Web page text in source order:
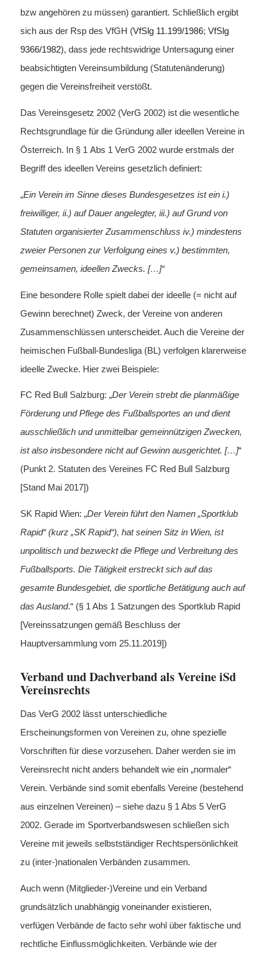
bzw angehören zu müssen) garantiert. Schließlich ergibt
sich aus der Rsp des VfGH (VfSlg 11.199/1986; VfSlg
9366/1982), dass jede rechtswidrige Untersagung einer
beabsichtigten Vereinsumbildung (Statutenänderung)
gegen die Vereinsfreiheit verstößt.
Das Vereinsgesetz 2002 (VerG 2002) ist die wesentliche
Rechtsgrundlage für die Gründung aller ideellen Vereine in
Österreich. In § 1 Abs 1 VerG 2002 wurde erstmals der
Begriff des ideellen Vereins gesetzlich definiert:
„Ein Verein im Sinne dieses Bundesgesetzes ist ein i.)
freiwilliger, ii.) auf Dauer angelegter, iii.) auf Grund von
Statuten organisierter Zusammenschluss iv.) mindestens
zweier Personen zur Verfolgung eines v.) bestimmten,
gemeinsamen, ideellen Zwecks. […]“
Eine besondere Rolle spielt dabei der ideelle (= nicht auf
Gewinn berechnet) Zweck, der Vereine von anderen
Zusammenschlüssen unterscheidet. Auch die Vereine der
heimischen Fußball-Bundesliga (BL) verfolgen klarerweise
ideelle Zwecke. Hier zwei Beispiele:
FC Red Bull Salzburg: „Der Verein strebt die planmäßige
Förderung und Pflege des Fußballsportes an und dient
ausschließlich und unmittelbar gemeinnützigen Zwecken,
ist also insbesondere nicht auf Gewinn ausgerichtet. […]“
(Punkt 2. Statuten des Vereines FC Red Bull Salzburg
[Stand Mai 2017])
SK Rapid Wien: „Der Verein führt den Namen „Sportklub
Rapid“ (kurz „SK Rapid“), hat seinen Sitz in Wien, ist
unpolitisch und bezweckt die Pflege und Verbreitung des
Fußballsports. Die Tätigkeit erstreckt sich auf das
gesamte Bundesgebiet, die sportliche Betätigung auch auf
das Ausland.“ (§ 1 Abs 1 Satzungen des Sportklub Rapid
[Vereinssatzungen gemäß Beschluss der
Hauptversammlung vom 25.11.2019])
Verband und Dachverband als Vereine iSd
Vereinsrechts
Das VerG 2002 lässt unterschiedliche
Erscheinungsformen von Vereinen zu, ohne spezielle
Vorschriften für diese vorzusehen. Daher werden sie im
Vereinsrecht nicht anders behandelt wie ein „normaler“
Verein. Verbände sind somit ebenfalls Vereine (bestehend
aus einzelnen Vereinen) – siehe dazu § 1 Abs 5 VerG
2002. Gerade im Sportverbandswesen schließen sich
Vereine mit jeweils selbstständiger Rechtspersönlichkeit
zu (inter-)nationalen Verbänden zusammen.
Auch wenn (Mitglieder-)Vereine und ein Verband
grundsätzlich unabhängig voneinander existieren,
verfügen Verbände de facto sehr wohl über faktische und
rechtliche Einflussmöglichkeiten. Verbände wie der